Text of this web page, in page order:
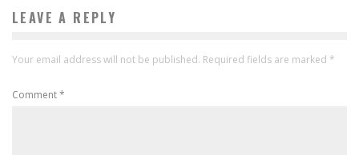
LEAVE A REPLY
Your email address will not be published. Required fields are marked *
Comment*